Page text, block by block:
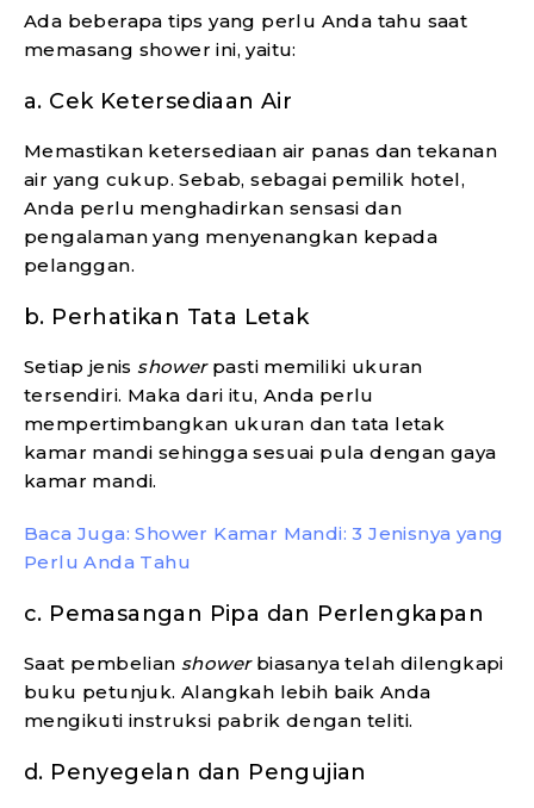
Ada beberapa tips yang perlu Anda tahu saat
memasang shower ini, yaitu:
a. Cek Ketersediaan Air
Memastikan ketersediaan air panas dan tekanan
air yang cukup. Sebab, sebagai pemilik hotel,
Anda perlu menghadirkan sensasi dan
pengalaman yang menyenangkan kepada
pelanggan.
b. Perhatikan Tata Letak
Setiap jenis shower pasti memiliki ukuran
tersendiri. Maka dari itu, Anda perlu
mempertimbangkan ukuran dan tata letak
kamar mandi sehingga sesuai pula dengan gaya
kamar mandi.
Baca Juga: Shower Kamar Mandi: 3 Jenisnya yang
Perlu Anda Tahu
c. Pemasangan Pipa dan Perlengkapan
Saat pembelian showerbiasanya telah dilengkapi
buku petunjuk. Alangkah lebih baik Anda
mengikuti instruksi pabrik dengan teliti.
d. Penyegelan dan Pengujian